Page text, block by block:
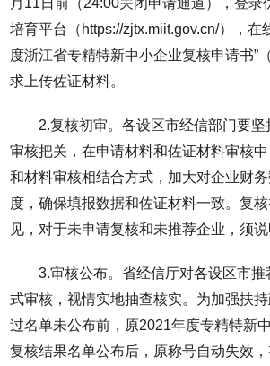
培育平台（https://zjtx.miit.gov.cn/），在
度浙江省专精特新中小企业复核申请书”
求上传佐证材料。
2.复核初审。各设区市经信部门要
审核把关，在申请材料和佐证材料审核
和材料审核相结合方式，加大对企业财
度，确保填报数据和佐证材料一致。复
见，对于未申请复核和未推荐企业，须说
3.审核公布。省经信厅对各设区市
式审核，视情实地抽查核实。为加强扶
过名单未公布前，原2021年度专精特新
复核结果名单公布后，原称号自动失效，